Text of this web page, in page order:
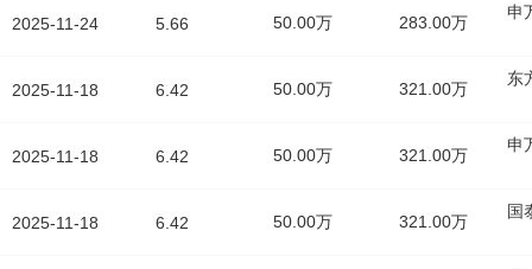
2025-11-24
2025-11-18
2025-11-18
2025-11-18
5.66 50.00万 283.00万
申
6.42 50.00万 321.00万
东
6.42 50.00万 321.00万
申
6.42 50.00万 321.00万
国